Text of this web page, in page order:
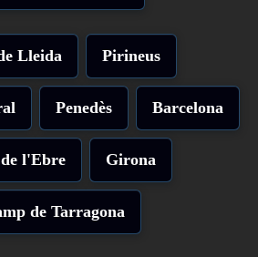
Lleida Pirineus
Penedès Barcelona
l'Ebre Girona
de Tarragona